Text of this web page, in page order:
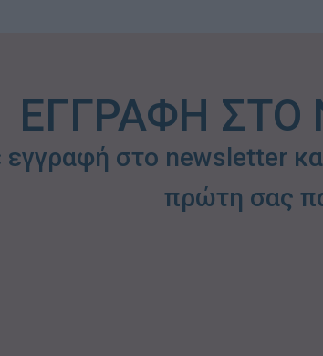
ΕΓΓΡΑΦΗ ΣΤΟ
εγγραφή στο newsletter
πρώτη σας